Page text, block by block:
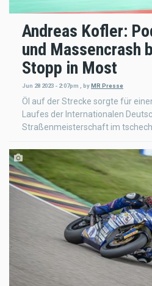
Andreas Kofler:
und Massencrash
Stopp in Most
Jun 28 2023 - 2:07pm byMR Presse
Öl auf der Strecke sorgte für
Laufes der Internationalen
Straßenmeisterschaft im